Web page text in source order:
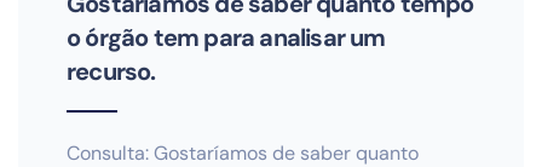
o órgão tem para analisar um
recurso.
Consulta: Gostaríamos de saber quanto